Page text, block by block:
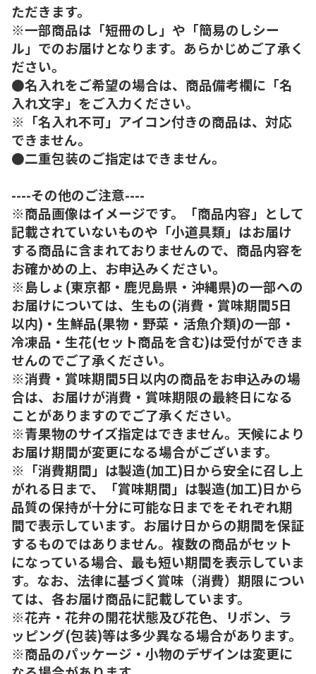
ただきます。
※一部商品は「短冊のし」や「簡易のしシー
ル」でのお届けとなります。あらかじめご了承く
ださい。
●名入れをご希望の場合は、商品備考欄に「名
入れ文字」をご入力ください。
※「名入れ不可」アイコン付きの商品は、対応
できません。
●二重包装のご指定はできません。
----その他のご注意----
※商品画像はイメージです。「商品内容」として
記載されていないものや「小道具類」はお届け
する商品に含まれておりませんので、商品内容を
お確かめの上、お申込みください。
※島しょ(東京都・鹿児島県・沖縄県)の一部への
お届けについては、生もの(消費・賞味期間5日
以内)・生鮮品(果物・野菜・活魚介類)の一部・
冷凍品・生花(セット商品を含む)は受付ができま
せんのでご了承ください。
※消費・賞味期間5日以内の商品をお申込みの場
合は、お届けが消費・賞味期限の最終日になる
ことがありますのでご了承ください。
※青果物のサイズ指定はできません。天候により
お届け期間が変更になる場合がございます。
※「消費期間」は製造(加工)日から安全に召し上
がれる日まで、「賞味期間」は製造(加工)日から
品質の保持が十分に可能な日までをそれぞれ期
間で表示しています。お届け日からの期間を保証
するものではありません。複数の商品がセット
になっている場合、最も短い期間を表示していま
す。なお、法律に基づく賞味（消費）期限につい
ては、各お届け商品に記載しています。
※花卉・花弁の開花状態及び花色、リボン、ラ
ッピング(包装)等は多少異なる場合があります。
※商品のパッケージ・小物のデザインは変更に